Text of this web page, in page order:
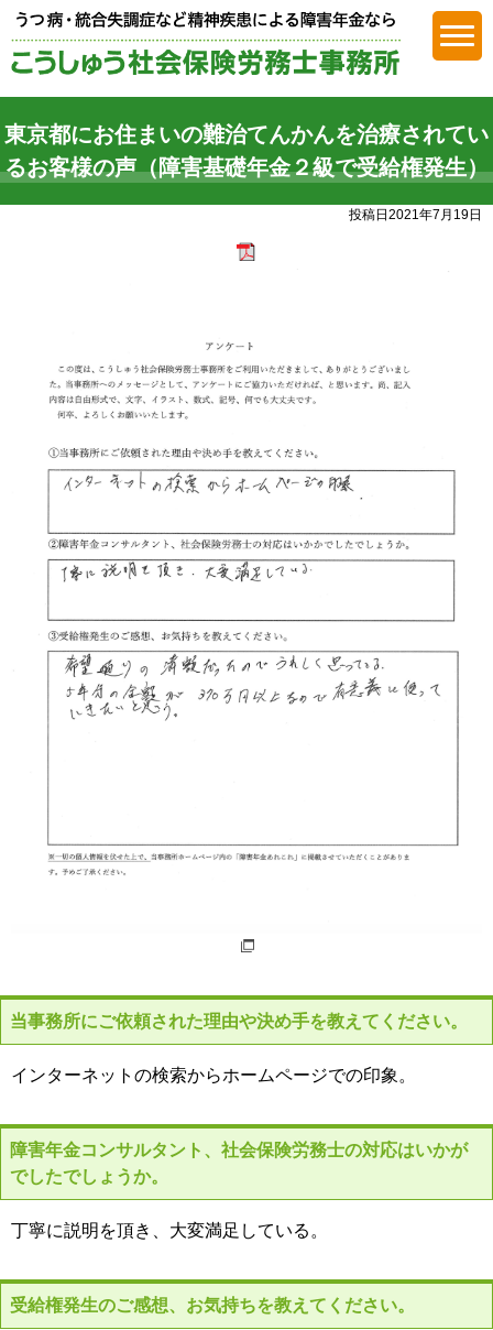
障害年金
東京都にお住まいの難治てんかんを治療されてい
るお客様の声（障害基礎年金２級で受給権発生）
投稿日2021年7月19日
当事務所にご依頼された理由や決め手を教えてください。
インターネットの検索からホームページでの印象。
障害年金コンサルタント、社会保険労務士の対応はいかが
でしたでしょうか。
丁寧に説明を頂き、大変満足している。
受給権発生のご感想、お気持ちを教えてください。